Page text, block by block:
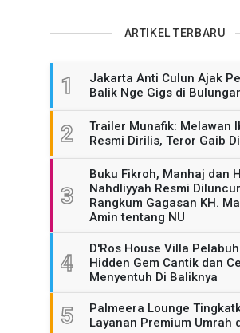
ARTIKEL TERBARU
1
Jakarta Anti Culun Ajak
Balik Nge Gigs di
2
Trailer Munafik: Melawan
Resmi Dirilis, Teror Gaib
3
Buku Fikroh, Manhaj dan
Nahdliyyah Resmi
Rangkum Gagasan KH.
Amin tentang NU
4
D'Ros House Villa
Hidden Gem Cantik dan
Menyentuh Di Baliknya
5
Palmeera Lounge
Layanan Premium Umrah